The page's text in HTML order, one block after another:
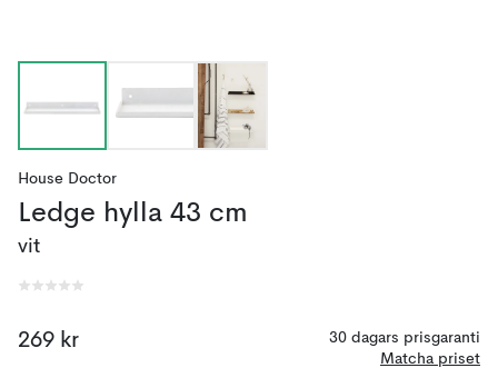
House Doctor
Ledge hylla 43 cm
vit
269 kr
30 dagars prisgaranti
Matcha priset